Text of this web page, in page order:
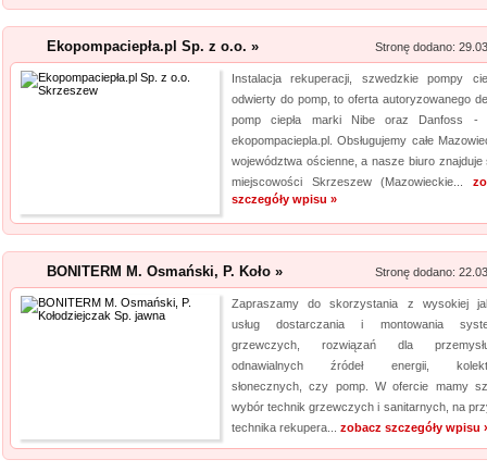
Ekopompaciepła.pl Sp. z o.o. » Stronę dodano:
Instalacja rekuperacji, szwedzkie pompy
odwierty do pomp, to oferta autoryzowanego
pomp ciepła marki Nibe oraz Danfoss -
ekopompaciepla.pl. Obsługujemy całe
województwa ościenne, a nasze biuro znajduje
miejscowości Skrzeszew (Mazowieckie...
szczegóły wpisu »
BONITERM M. Osmański, P. Koło » Stronę dodano:
Zapraszamy do skorzystania z wysokiej
usług dostarczania i montowania
grzewczych, rozwiązań dla
odnawialnych źródeł energii,
słonecznych, czy pomp. W ofercie mamy
wybór technik grzewczych i sanitarnych, na
technika rekupera... zobacz szczegóły wpisu